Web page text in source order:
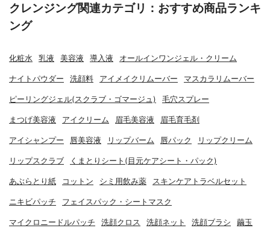
クレンジング関連カテゴリ：おすすめ商品ランキ
ング
化粧水 乳液 美容液 導入液 オールインワンジェル・クリーム
ナイトパウダー 洗顔料 アイメイクリムーバー マスカラリムーバー
ピーリングジェル(スクラブ・ゴマージュ) 毛穴スプレー
まつげ美容液 アイクリーム 眉毛美容液 眉毛育毛剤
アイシャンプー 唇美容液 リップバーム 唇パック リップクリーム
リップスクラブ くまとりシート(目元ケアシート・パック)
あぶらとり紙 コットン シミ用飲み薬 スキンケアトラベルセット
ニキビパッチ フェイスパック・シートマスク
マイクロニードルパッチ 洗顔クロス 洗顔ネット 洗顔ブラシ 繭玉